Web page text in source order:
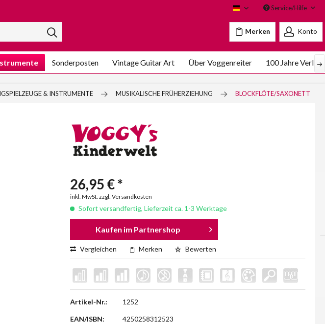
VoggenreiterService/Hilfe
Merken Konto
Sonderposten Vintage Guitar Art Über Voggenreiter 100 Jahre
& INSTRUMENTE MUSIKALISCHE FRÜHERZIEHUNG BLOCKFLÖTE/SAXONETT
26,95 € *
inkl. MwSt. zzgl. Versandkosten
Sofort versandfertig, Lieferzeit ca. 1-3 Werktage
Kaufen im Partnershop
Vergleichen Merken Bewerten
Artikel-Nr.: 1252
EAN/ISBN: 4250258312523